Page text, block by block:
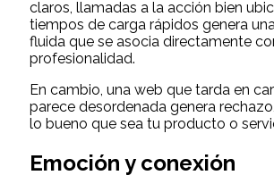
claros, llamadas a la acción bien
tiempos de carga rápidos genera
fluida que se asocia directamente
profesionalidad.
En cambio, una web que tarda en
parece desordenada genera
lo bueno que sea tu producto o
Emoción y conexión